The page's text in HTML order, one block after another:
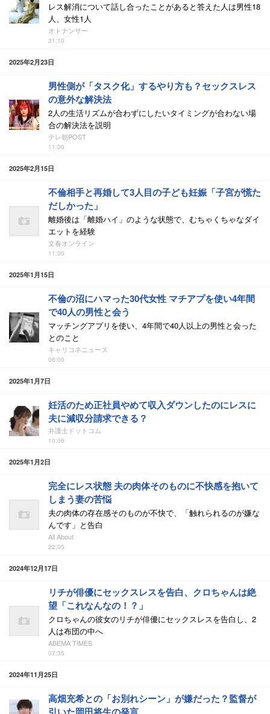
レス解消について話し合ったことがあると答えた人は男性18
人、女性1人
オトナンサー
21:10
2025年2月23日
男性側が「タスク化」するやり方も？セックスレス
の意外な解決法
2人の生活リズムが合わずにしたいタイミングが合わない場
合の解決法を説明
テレ朝POST
11:00
2025年2月15日
不倫相手と再婚して3人目の子ども妊娠「子宮が慌た
だしかった」
離婚後は「離婚ハイ」のような状態で、むちゃくちゃなダイ
エットを経験
文春オンライン
11:00
2025年1月15日
不倫の沼にハマった30代女性 マチアプを使い4年間
で40人の男性と会う
マッチングアプリを使い、4年間で40人以上の男性と会った
とのこと
キャリコネニュース
06:00
2025年1月7日
妊活のため正社員やめて収入ダウンしたのにレスに
夫に減収分請求できる？
弁護士ドットコム
10:06
2025年1月2日
完全にレス状態 夫の肉体そのものに不快感を抱いて
しまう妻の苦悩
夫の肉体の存在感そのものが不快で、「触れられるのが嫌な
んです」と告白
All About
22:05
2024年12月17日
リチが俳優にセックスレスを告白、クロちゃんは絶
望「これなんなの！？」
クロちゃんの彼女のリチが俳優にセックスレスを告白し、2
人は布団の中へ
ABEMA TIMES
07:35
2024年11月25日
高畑充希との「お別れシーン」が嫌だった？監督が